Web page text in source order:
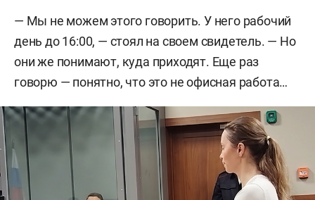
— Мы не можем этого говорить. У него рабочий
день до 16:00, — стоял на своем свидетель. — Но
они же понимают, куда приходят. Еще раз
говорю — понятно, что это не офисная работа…